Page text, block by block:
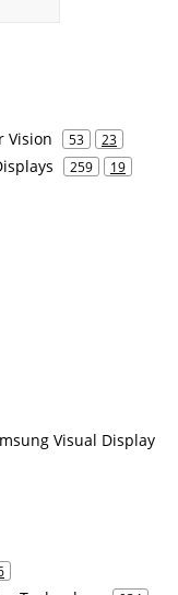
Vision 53 23
259 19
Visual Display